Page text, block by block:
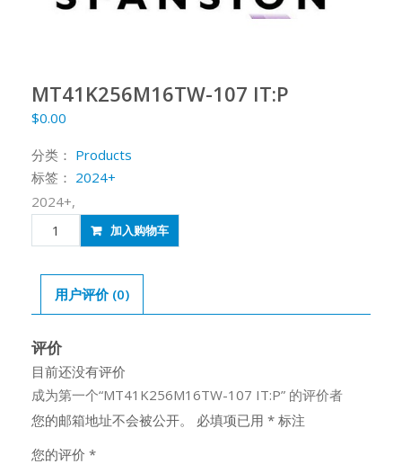
MT41K256M16TW-107 IT:P
$0.00
分类： Products
标签： 2024+
2024+,
MT41K256M16TW-
107
量
加入购物车
用户评价 (0)
评价
目前还没有评价
成为第一个“MT41K256M16TW-107 IT:P” 的评价者
您的邮箱地址不会被公开。
必填项已用 * 标注
您的评价 *